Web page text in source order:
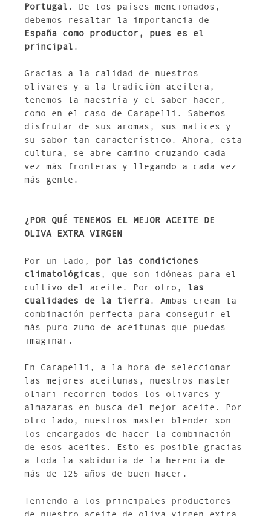
Portugal . De los países mencionados,
debemos resaltar la importancia de
España como productor, pues es el
principal .
Gracias a la calidad de nuestros
olivares y a la tradición aceitera,
tenemos la maestría y el saber hacer,
como en el caso de Carapelli. Sabemos
disfrutar de sus aromas, sus matices y
su sabor tan característico. Ahora, esta
cultura, se abre camino cruzando cada
vez más fronteras y llegando a cada vez
más gente.
¿POR QUÉ TENEMOS EL MEJOR ACEITE DE
OLIVA EXTRA VIRGEN
Por un lado, por las condiciones
climatológicas , que son idóneas para el
cultivo del aceite. Por otro, las
cualidades de la tierra . Ambas crean la
combinación perfecta para conseguir el
más puro zumo de aceitunas que puedas
imaginar.
En Carapelli, a la hora de seleccionar
las mejores aceitunas, nuestros master
oliari recorren todos los olivares y
almazaras en busca del mejor aceite. Por
otro lado, nuestros master blender son
los encargados de hacer la combinación
de esos aceites. Esto es posible gracias
a toda la sabiduría de la herencia de
más de 125 años de buen hacer.
Teniendo a los principales productores
de nuestro aceite de oliva virgen extra